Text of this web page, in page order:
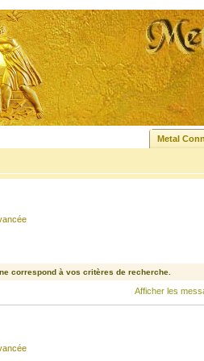
Metal
correspond à vos critères de recherche.
Afficher les